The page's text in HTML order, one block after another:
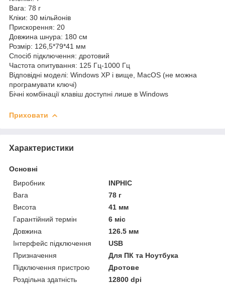
Вага: 78 г
Кліки: 30 мільйонів
Прискорення: 20
Довжина шнура: 180 см
Розмір: 126,5*79*41 мм
Спосіб підключення: дротовий
Частота опитування: 125 Гц-1000 Гц
Відповідні моделі: Windows XP і вище, MacOS (не можна
програмувати ключі)
Бічні комбінації клавіш доступні лише в Windows
Приховати
Характеристики
Основні
Виробник
INPHIC
Вага
78 г
Висота
41 мм
Гарантійний термін
6 міс
Довжина
126.5 мм
Інтерфейс підключення
USB
Призначення
Для ПК та Ноутбука
Підключення пристрою
Дротове
Роздільна здатність
12800 dpi